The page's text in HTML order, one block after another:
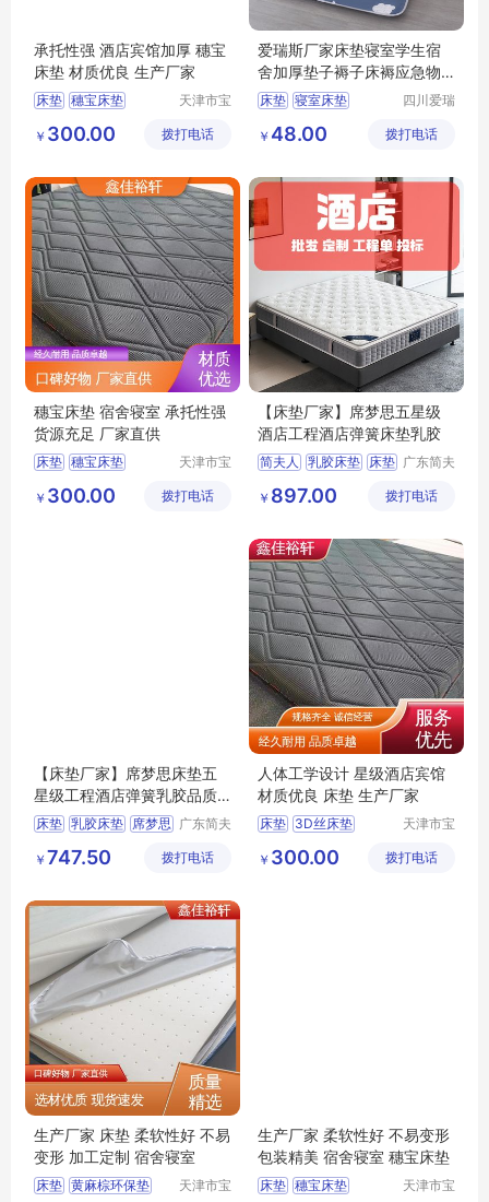
承托性强 酒店宾馆加厚 穗宝
床垫 材质优良 生产厂家
床垫 穗宝床垫
天津床垫 竹炭棕床垫
天津市宝
裕轩床垫
￥ 300.00 拨打电话
爱瑞斯厂家床垫寝室学生宿
舍加厚垫子褥子床褥应急物
资酒店榻榻米
床垫 寝室床垫
四川爱瑞
品有限公
￥ 48.00 拨打电话
穗宝床垫 宿舍寝室 承托性强
货源充足 厂家直供
床垫 穗宝床垫
席梦思弹簧垫
天津市宝
裕轩床垫
￥ 300.00 拨打电话
【床垫厂家】席梦思五星级
酒店工程酒店弹簧床垫乳胶
简夫人 乳胶床垫 床垫 广东简夫
限公司
￥ 897.00 拨打电话
【床垫厂家】席梦思床垫五
星级工程酒店弹簧乳胶品质
好
床垫 乳胶床垫 席梦思 广东简夫
限公司
￥ 747.50 拨打电话
人体工学设计 星级酒店宾馆
材质优良 床垫 生产厂家
床垫 3D丝床垫
天津床垫 乳胶棉床垫
天津市宝
裕轩床垫
￥ 300.00 拨打电话
生产厂家 床垫 柔软性好 不易
变形 加工定制 宿舍寝室
床垫 黄麻棕环保垫
天津市宝
生产厂家 柔软性好 不易变形
包装精美 宿舍寝室 穗宝床垫
床垫 穗宝床垫
天津市宝